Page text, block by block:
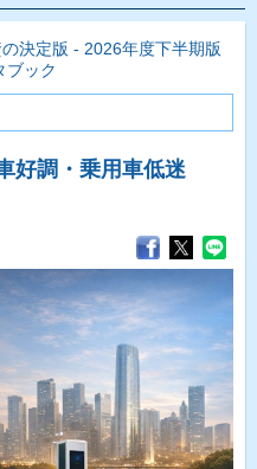
決定版 - 2026年度下半期版
ブック
好調・乗用車低迷